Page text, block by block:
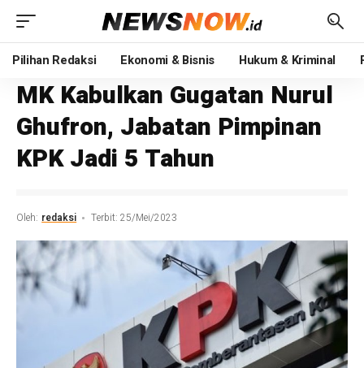
Pilihan Redaksi Ekonomi & Bisnis Hukum & Kriminal
MK Kabulkan Gugatan Nurul
Ghufron, Jabatan Pimpinan
KPK Jadi 5 Tahun
Oleh: redaksi Terbit: 25/Mei/2023